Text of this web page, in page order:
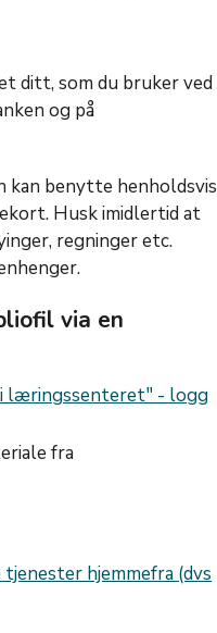
ditt, som du bruker ved
og på
kan benytte henholdsvis
Husk imidlertid at
regninger etc.
via en
læringssenteret" - logg
fra
hjemmefra (dvs